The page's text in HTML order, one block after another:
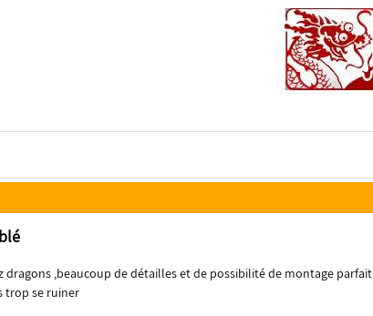
dragons ,beaucoup de détailles et de possibilité de montage parfait
trop se ruiner